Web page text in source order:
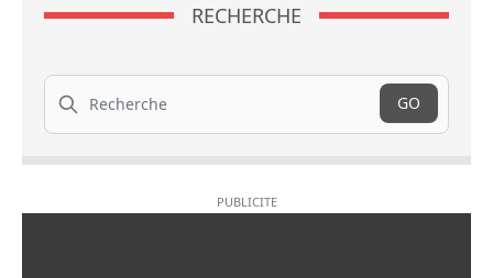
RECHERCHE
Recherche
GO